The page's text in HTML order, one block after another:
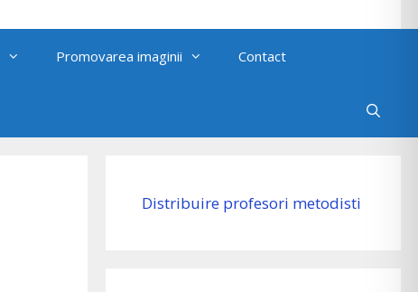
Promovarea imaginii Contact
Distribuire profesori metodisti